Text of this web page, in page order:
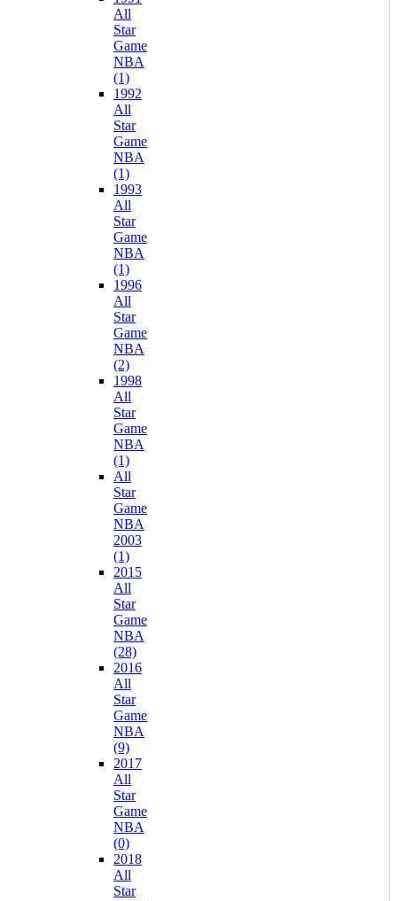
All
Star
Game
NBA
(1)
1992
All
Star
Game
NBA
(1)
1993
All
Star
Game
NBA
(1)
1996
All
Star
Game
NBA
(2)
1998
All
Star
Game
NBA
(1)
All
Star
Game
NBA
2003
(1)
2015
All
Star
Game
NBA
(28)
2016
All
Star
Game
NBA
(9)
2017
All
Star
Game
NBA
(0)
2018
All
Star